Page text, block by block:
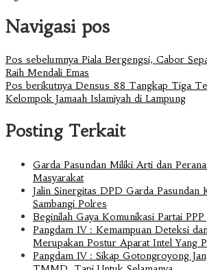
Navigasi pos
Pos sebelumnyaPiala Bergengsi, Cabor
Raih Mendali Emas
Pos berikutnyaDensus 88 Tangkap Tiga
Kelompok Jamaah Islamiyah di Lampung
Posting Terkait
Garda Pasundan Miliki Arti dan
Masyarakat
Jalin Sinergitas DPD Garda Pasundan
Sambangi Polres
Beginilah Gaya Komunikasi Partai PPP
Pangdam IV : Kemampuan Deteksi
Merupakan Postur Aparat Intel Yang
Pangdam IV : Sikap Gotongroyong